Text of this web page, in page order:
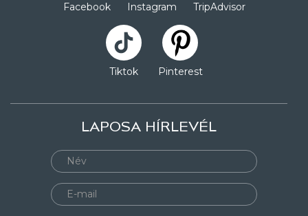
Facebook Instagram TripAdvisor
Tiktok Pinterest
LAPOSA HÍRLEVÉL